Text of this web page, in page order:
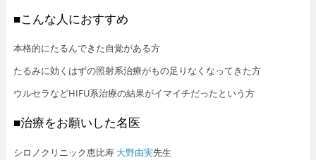
■こんな人におすすめ
本格的にたるんできた自覚がある方
たるみに効くはずの照射系治療がもの足りなくなってきた方
ウルセラなどHIFU系治療の結果がイマイチだったという方
■治療をお願いした名医
シロノクリニック恵比寿 大野由実先生